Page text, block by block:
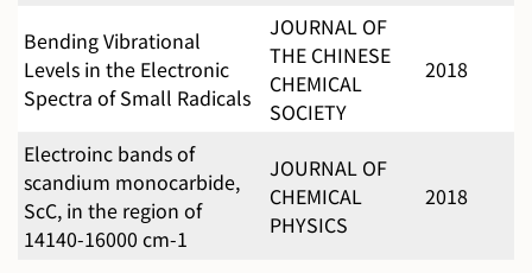
Bending Vibrational
Levels in the Electronic
Spectra of Small Radicals
JOURNAL OF
THE CHINESE
CHEMICAL
SOCIETY
2018
Electroinc bands of
scandium monocarbide,
ScC, in the region of
14140-16000 cm-1
JOURNAL OF
CHEMICAL
PHYSICS
2018